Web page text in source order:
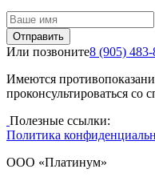
Отправить
Или позвоните8 (905)
Имеются
проконсультироваться со
Полезные ссылки:
Политика
ООО «Платинум»